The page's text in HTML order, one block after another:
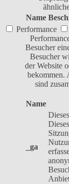
Name
Performance
Besucher
Besucher
der Website
bekommen.
sind
Name
_ga